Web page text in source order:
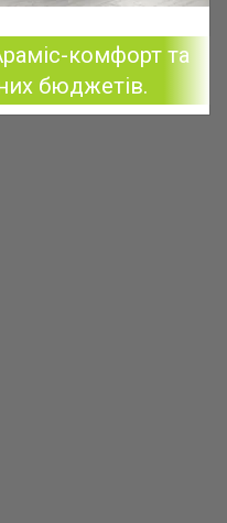
комфорт та
бюджетів.